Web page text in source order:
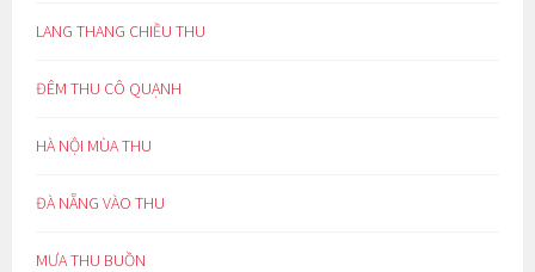
LANG THANG CHIỀU THU
ĐÊM THU CÔ QUẠNH
HÀ NỘI MÙA THU
ĐÀ NẴNG VÀO THU
MƯA THU BUỒN